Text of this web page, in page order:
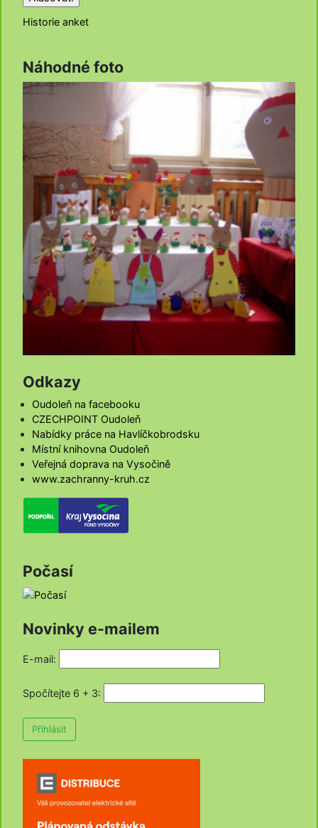
Historie anket
Náhodné foto
Odkazy
Oudoleň na facebooku
CZECHPOINT Oudoleň
Nabídky práce na Havlíčkobrodsku
Místní knihovna Oudoleň
Veřejná doprava na Vysočině
www.zachranny-kruh.cz
Počasí
Novinky e-mailem
E-mail:
Spočítejte 6 + 3:
Přihlásit